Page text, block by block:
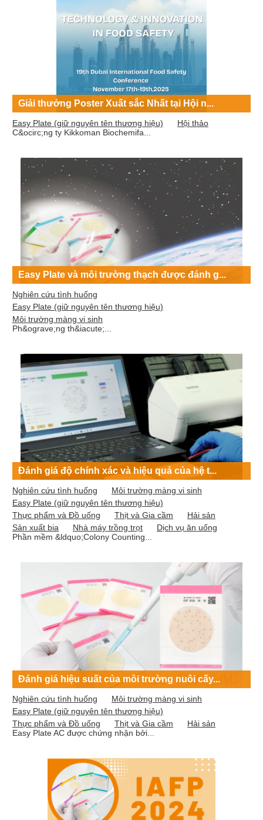
Giải thưởng Poster Xuất sắc Nhất tại Hội n...
Easy Plate (giữ nguyên tên thương hiệu)
Hội thảo
C&ocirc;ng ty Kikkoman Biochemifa...
Easy Plate và môi trường thạch được đánh g...
Nghiên cứu tình huống
Easy Plate (giữ nguyên tên thương hiệu)
Môi trường màng vi sinh
Ph&ograve;ng th&iacute;...
Đánh giá độ chính xác và hiệu quả của hệ t...
Nghiên cứu tình huống
Môi trường màng vi sinh
Easy Plate (giữ nguyên tên thương hiệu)
Thực phẩm và Đồ uống
Thịt và Gia cầm
Hải sản
Sản xuất bia
Nhà máy trồng trọt
Dịch vụ ăn uống
Phần mềm &ldquo;Colony Counting...
Đánh giá hiệu suất của môi trường nuôi cấy...
Nghiên cứu tình huống
Môi trường màng vi sinh
Easy Plate (giữ nguyên tên thương hiệu)
Thực phẩm và Đồ uống
Thịt và Gia cầm
Hải sản
Easy Plate AC được chứng nhận bởi...